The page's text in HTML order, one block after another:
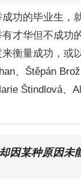
功的毕业生，
才华但不成功
衡量成功，或
、Štěpán Brož
Štindlová、
因某种原因未